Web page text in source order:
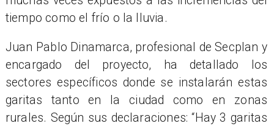
tiempo como el frío o la lluvia.
Juan Pablo Dinamarca, profesional de Secplan y
encargado del proyecto, ha detallado los
sectores específicos donde se instalarán estas
garitas tanto en la ciudad como en zonas
rurales. Según sus declaraciones: “Hay 3 garitas